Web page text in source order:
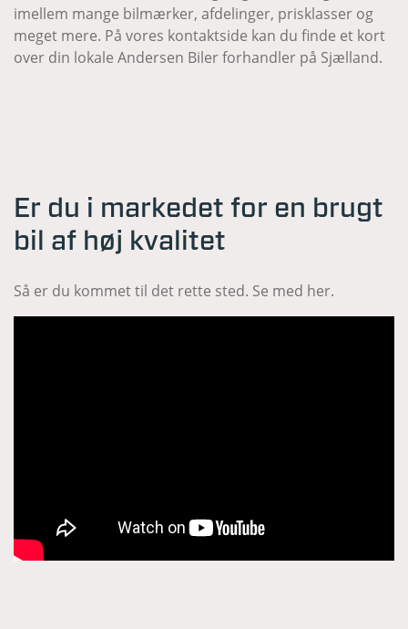
imellem mange bilmærker, afdelinger, prisklasser og
meget mere. På vores kontaktside kan du finde et kort
over din lokale Andersen Biler forhandler på Sjælland.
Er du i markedet for en brugt
bil af høj kvalitet
Så er du kommet til det rette sted. Se med her.